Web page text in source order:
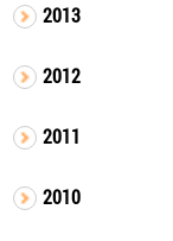
2013
2012
2011
2010